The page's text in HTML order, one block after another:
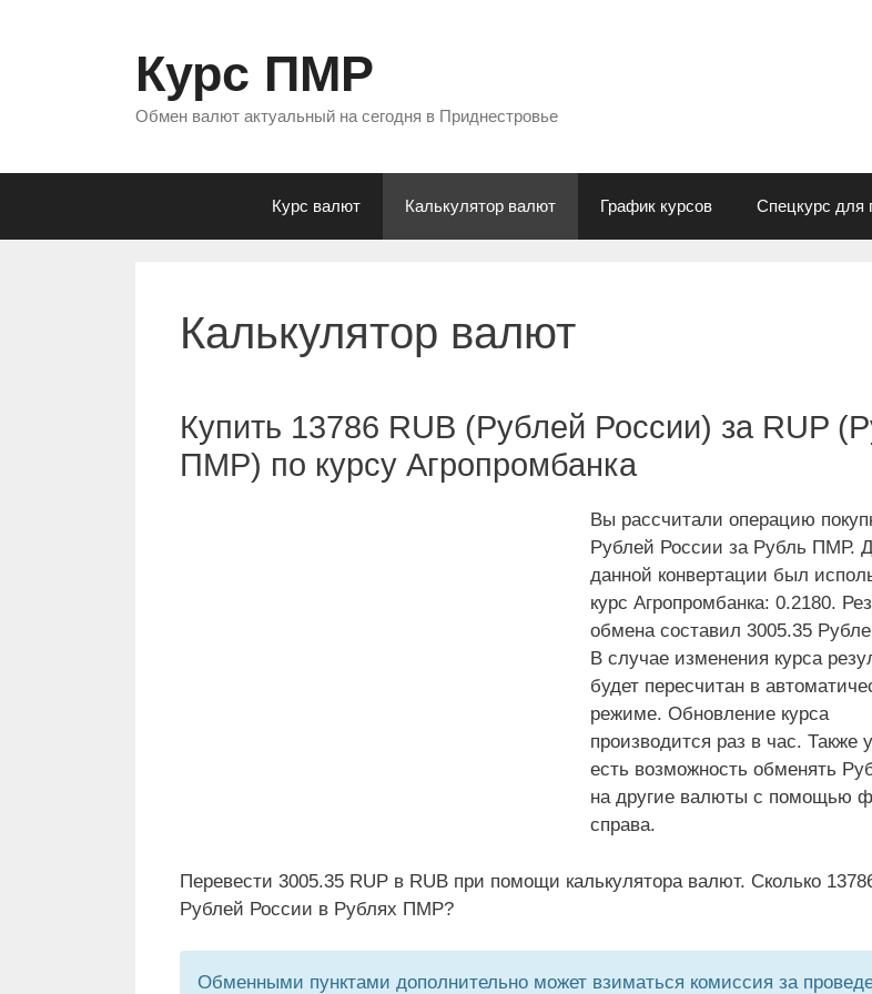
Курс ПМР
Обмен валют актуальный на сегодня в Приднестровье
Курс валют Калькулятор валют График курсов Спецкурс для
Калькулятор валют
Купить 13786 RUB (Рублей России) за RUP
ПМР) по курсу Агропромбанка
Вы рассчитали операцию
Рублей России за Рубль ПМР.
данной конвертации был
курс Агропромбанка: 0.2180.
обмена составил 3005.35
В случае изменения курса
будет пересчитан в
режиме. Обновление курса
производится раз в час. Также
есть возможность обменять
на другие валюты с помощью
справа.
Перевести 3005.35 RUP в RUB при помощи калькулятора валют. Сколько
Рублей России в Рублях ПМР?
Обменными пунктами дополнительно может взиматься комиссия за